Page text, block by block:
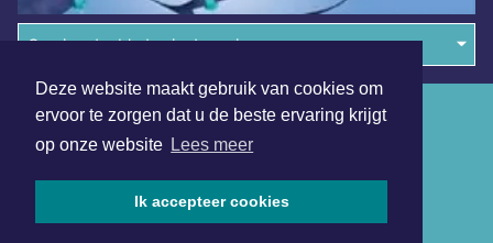
Deze website maakt gebruik van cookies om
ervoor te zorgen dat u de beste ervaring krijgt
op onze website Lees meer
Ik accepteer cookies
Overige dagbladen in de regio
Algemene voorwaarden
Disclaimer